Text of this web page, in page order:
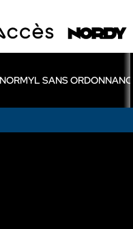
SANS ORDONNANCE